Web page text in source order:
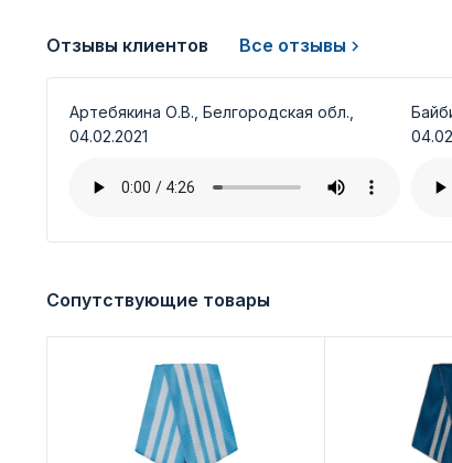
Отзывы клиентов Все отзывы
Артебякина О.В., Белгородская обл.,
04.02.2021
Сопутствующие товары